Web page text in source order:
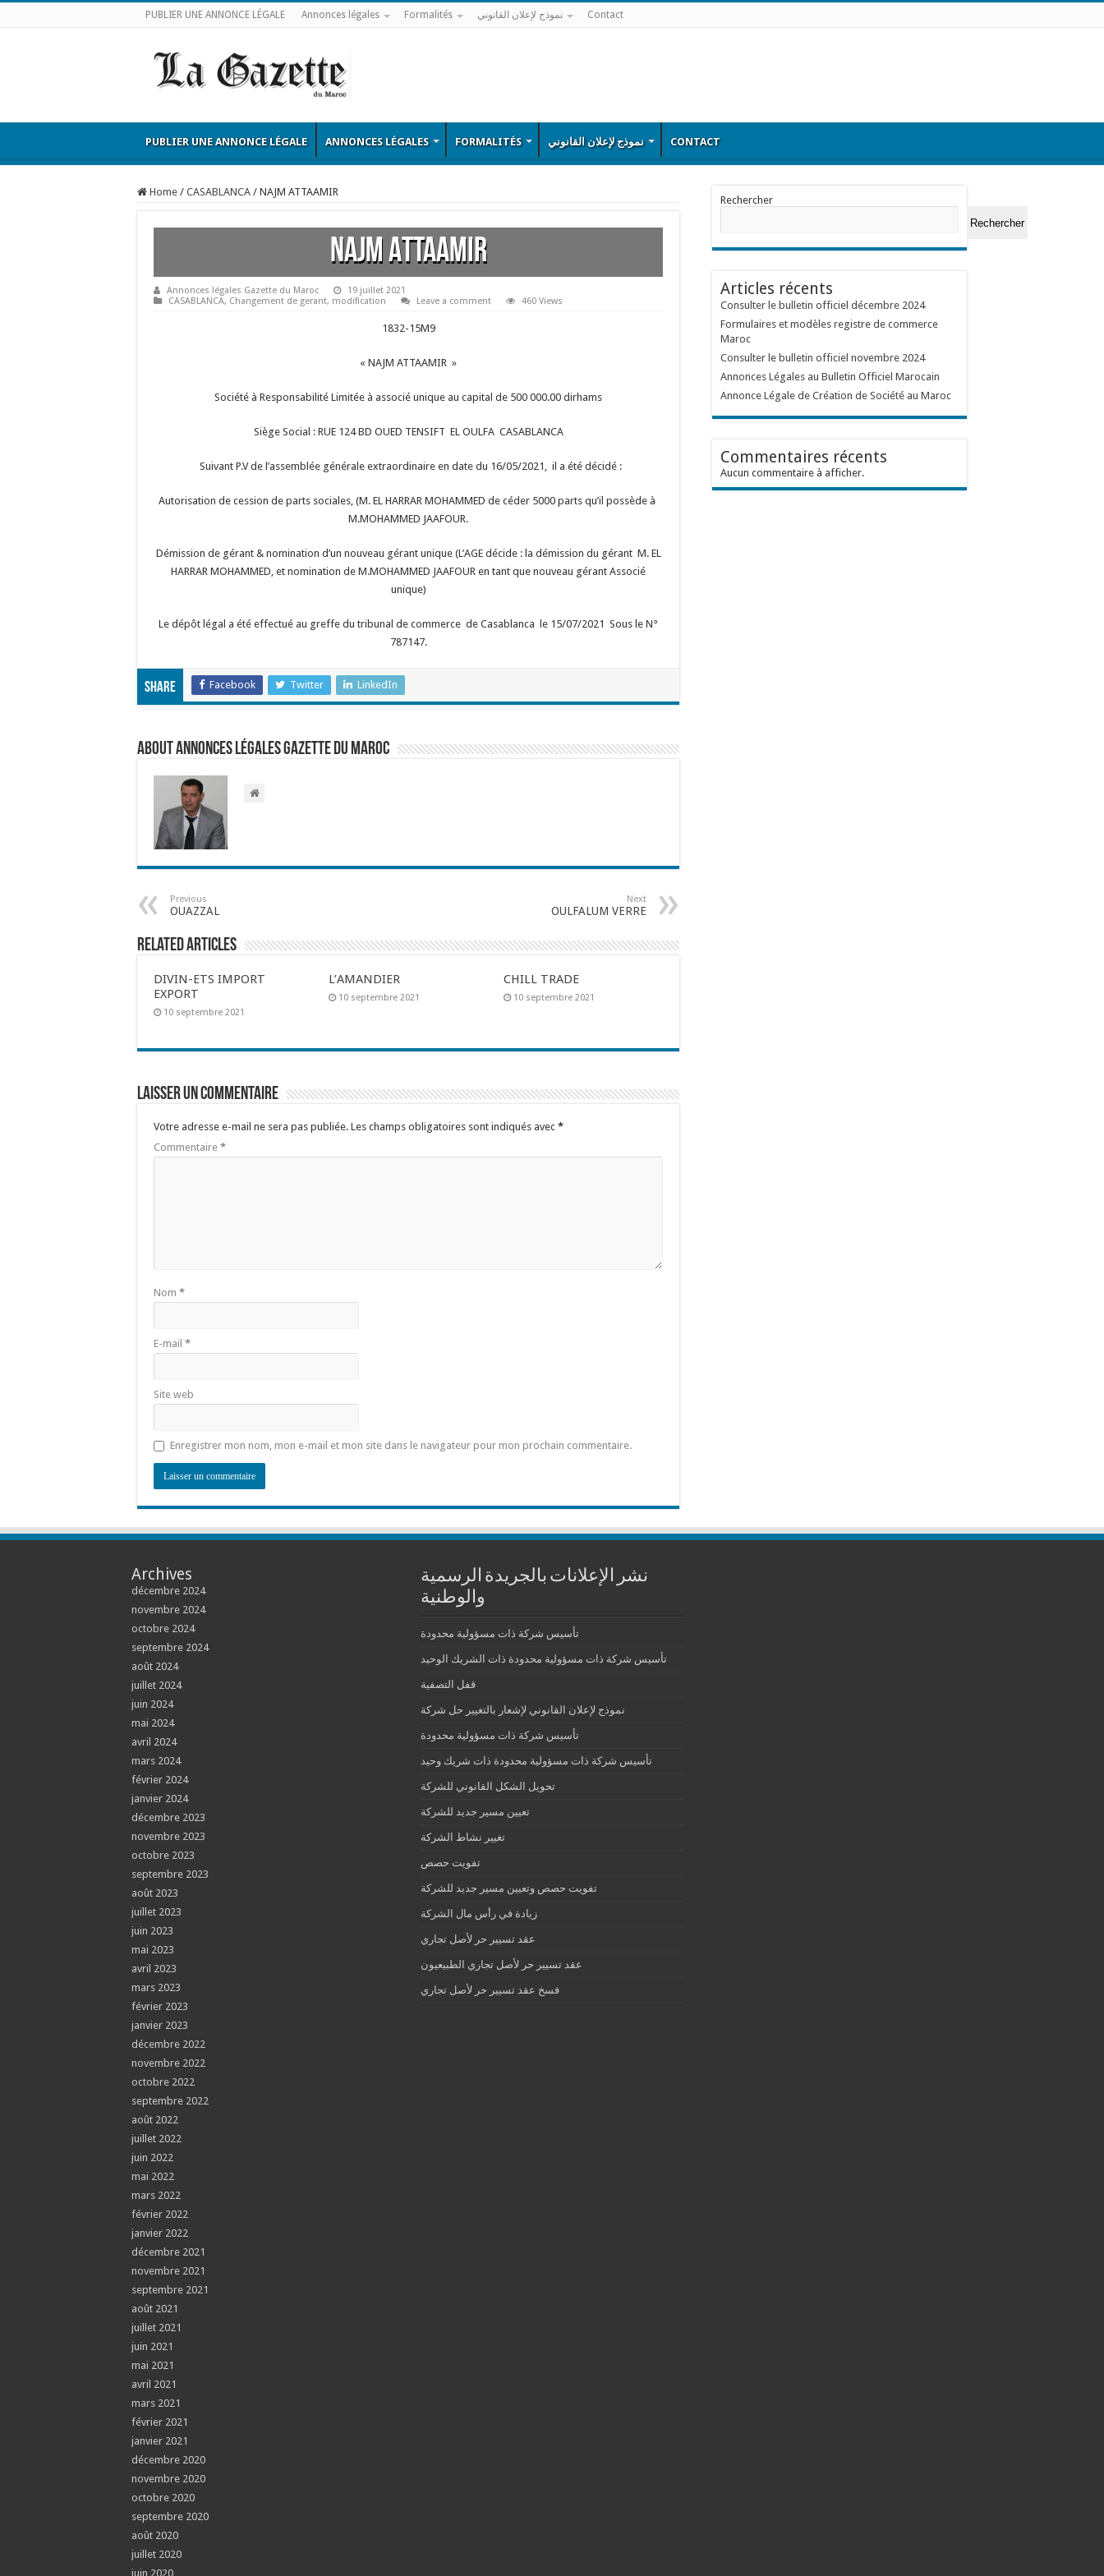
PUBLIER UNE ANNONCE LÉGALE Annonces légales Formalités نموذج لإعلان القانوني Contact
PUBLIER UNE ANNONCE LÉGALE ANNONCES LÉGALES FORMALITÉS نموذج لإعلان القانوني CONTACT
Home / CASABLANCA / NAJM ATTAAMIR
NAJM ATTAAMIR
Annonces légales Gazette du Maroc
19 juillet 2021
CASABLANCA, Changement de gerant, modification Leave a comment 460 Views
1832-15M9
« NAJM ATTAAMIR »
Société à Responsabilité Limitée à associé unique au capital de 500 000.00 dirhams
Siège Social : RUE 124 BD OUED TENSIFT EL OULFA CASABLANCA
Suivant P.V de l’assemblée générale extraordinaire en date du 16/05/2021, il a été décidé :
Autorisation de cession de parts sociales, (M. EL HARRAR MOHAMMED de céder 5000 parts qu’il possède à
M.MOHAMMED JAAFOUR.
Démission de gérant & nomination d’un nouveau gérant unique (L’AGE décide : la démission du gérant M. EL
HARRAR MOHAMMED, et nomination de M.MOHAMMED JAAFOUR en tant que nouveau gérant Associé
unique)
Le dépôt légal a été effectué au greffe du tribunal de commerce de Casablanca le 15/07/2021 Sous le N°
787147.
Share Facebook Twitter LinkedIn
About Annonces légales Gazette du Maroc
Previous
OUAZZAL
Next
OULFALUM VERRE
Related Articles
DIVIN-ETS IMPORT
EXPORT
10 septembre 2021
L’AMANDIER
10 septembre 2021
CHILL TRADE
10 septembre 2021
Laisser un commentaire
Votre adresse e-mail ne sera pas publiée. Les champs obligatoires sont indiqués avec *
Commentaire *
Nom *
E-mail *
Site web
Enregistrer mon nom, mon e-mail et mon site dans le navigateur pour mon prochain commentaire.
Rechercher
Rechercher
Articles récents
Consulter le bulletin officiel décembre 2024
Formulaires et modèles registre de commerce
Maroc
Consulter le bulletin officiel novembre 2024
Annonces Légales au Bulletin Officiel Marocain
Annonce Légale de Création de Société au Maroc
Commentaires récents
Aucun commentaire à afficher.
Archives
décembre 2024
novembre 2024
octobre 2024
septembre 2024
août 2024
juillet 2024
juin 2024
mai 2024
avril 2024
mars 2024
février 2024
janvier 2024
décembre 2023
novembre 2023
octobre 2023
septembre 2023
août 2023
juillet 2023
juin 2023
mai 2023
avril 2023
mars 2023
février 2023
janvier 2023
décembre 2022
novembre 2022
octobre 2022
septembre 2022
août 2022
juillet 2022
juin 2022
mai 2022
mars 2022
février 2022
janvier 2022
décembre 2021
novembre 2021
septembre 2021
août 2021
juillet 2021
juin 2021
mai 2021
avril 2021
mars 2021
février 2021
janvier 2021
décembre 2020
novembre 2020
octobre 2020
septembre 2020
août 2020
juillet 2020
juin 2020
نشر الإعلانات بالجريدة الرسمية
والوطنية
تأسيس شركة ذات مسؤولية محدودة
تأسيس شركة ذات مسؤولية محدودة ذات الشريك الوحيد
قفل التصفية
نموذج لإعلان القانوني لإشعار بالتغيير حل شركة
تأسيس شركة ذات مسؤولية محدودة
تأسيس شركة ذات مسؤولية محدودة ذات شريك وحيد
تحويل الشكل القانوني للشركة
تعيين مسير جديد للشركة
تغيير نشاط الشركة
تفويت حصص
تفويت حصص وتعيين مسير جديد للشركة
زيادة في رأس مال الشركة
عقد تسيير حر لأصل تجاري
عقد تسيير حر لأصل تجاري الطبيعيون
فسخ عقد تسيير حر لأصل تجاري